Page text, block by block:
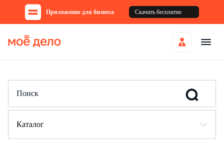
Приложение для бизнеса Скачать бесплатно
Каталог